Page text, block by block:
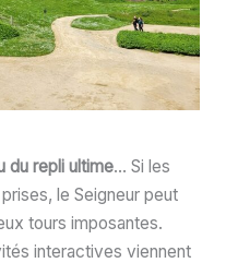
du repli ultime… Si les
le Seigneur peut
tours imposantes.
interactives viennent